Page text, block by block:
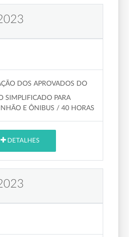
DOS APROVADOS DO
SIMPLIFICADO PARA
E ÔNIBUS / 40 HORAS
DETALHES